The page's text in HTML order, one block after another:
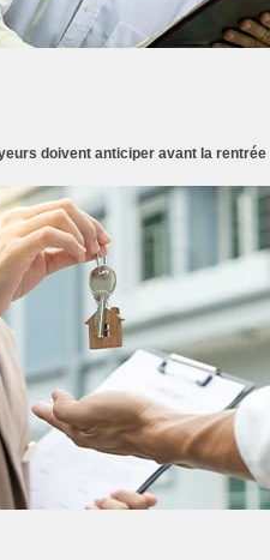
doivent anticiper avant la rentrée